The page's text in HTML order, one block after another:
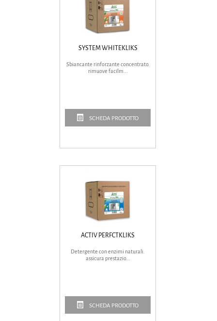
SYSTEM WHITEKLIKS
Sbiancante rinforzante concentrato.
rimuove facilm...
SCHEDA PRODOTTO
ACTIV PERFCTKLIKS
Detergente con enzimi naturali.
assicura prestazio...
SCHEDA PRODOTTO